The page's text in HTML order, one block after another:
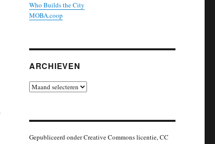
Who Builds the City
MOBA.coop
ARCHIEVEN
Archieven
Gepubliceerd onder Creative Commons licentie, CC